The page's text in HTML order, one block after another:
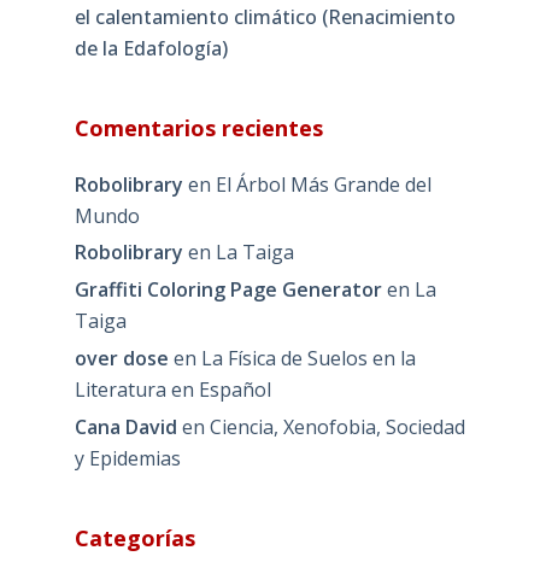
el calentamiento climático (Renacimiento
de la Edafología)
Comentarios recientes
Robolibrary en El Árbol Más Grande del
Mundo
Robolibrary en La Taiga
Graffiti Coloring Page Generatoren La
Taiga
over dose en La Física de Suelos en la
Literatura en Español
Cana David en Ciencia, Xenofobia, Sociedad
y Epidemias
Categorías